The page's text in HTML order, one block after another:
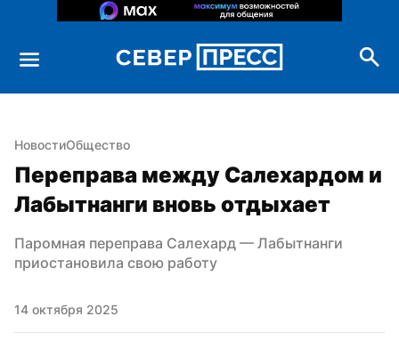
НовостиОбщество
Переправа между Салехардом и
Лабытнанги вновь отдыхает
Паромная переправа Салехард — Лабытнанги
приостановила свою работу
14 октября 2025